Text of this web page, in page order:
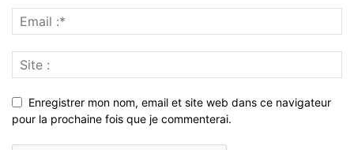
Enregistrer mon nom, email et site web dans ce navigateur
pour la prochaine fois que je commenterai.